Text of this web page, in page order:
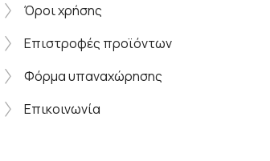
Όροι χρήσης
Επιστροφές προϊόντων
Φόρμα υπαναχώρησης
Επικοινωνία